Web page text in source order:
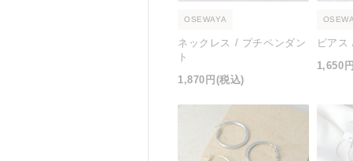
OSEWAYA
ネックレス / プチペンダン
ト
1,870円(税込)
ピアス
1,650